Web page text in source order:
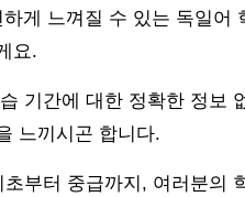
게 느껴질 수 있는 독일
요.
기간에 대한 정확한 정보
느끼시곤 합니다.
부터 중급까지, 여러분의